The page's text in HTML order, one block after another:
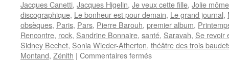
Jacques Canetti, Jacques Higelin, Je veux cette fille, Jolie môme
discographique, Le bonheur est pour demain, Le grand journal,
obsèques, Paris, Pars, Pierre Barouh, premier album,
Rencontre, rock, Sandrine Bonnaire, santé, Saravah, Se revoir
Sidney Bechet, Sonia Wieder-Atherton, théâtre des trois
Montand, Zénith | Commentaires ferméssur